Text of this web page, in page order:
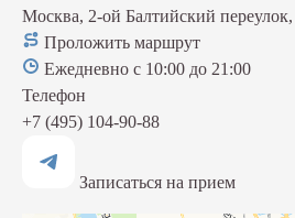
Москва, 2-ой Балтийский
Проложить маршрут
Ежедневно с 10:00 до 21:00
Телефон
+7 (495) 104-90-88
Записаться на прием